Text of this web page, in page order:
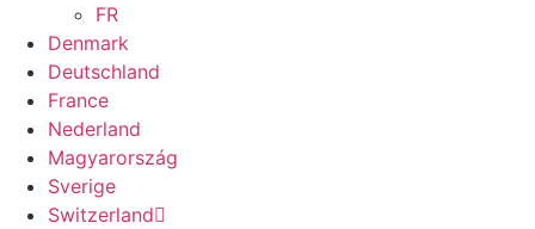
FR
Denmark
Deutschland
France
Nederland
Magyarország
Sverige
Switzerland